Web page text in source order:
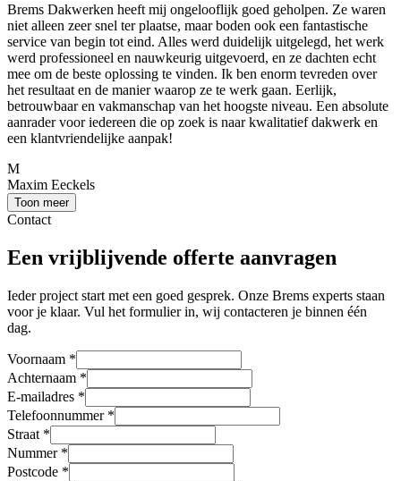
Brems Dakwerken heeft mij ongelooflijk goed geholpen. Ze waren
niet alleen zeer snel ter plaatse, maar boden ook een fantastische
service van begin tot eind. Alles werd duidelijk uitgelegd, het werk
werd professioneel en nauwkeurig uitgevoerd, en ze dachten echt
mee om de beste oplossing te vinden. Ik ben enorm tevreden over
het resultaat en de manier waarop ze te werk gaan. Eerlijk,
betrouwbaar en vakmanschap van het hoogste niveau. Een absolute
aanrader voor iedereen die op zoek is naar kwalitatief dakwerk en
een klantvriendelijke aanpak!
M
Maxim Eeckels
Toon meer
Contact
Een vrijblijvende offerte aanvragen
Ieder project start met een goed gesprek. Onze Brems experts staan
voor je klaar. Vul het formulier in, wij contacteren je binnen één
dag.
Voornaam *
Achternaam *
E-mailadres *
Telefoonnummer *
Straat *
Nummer *
Postcode *